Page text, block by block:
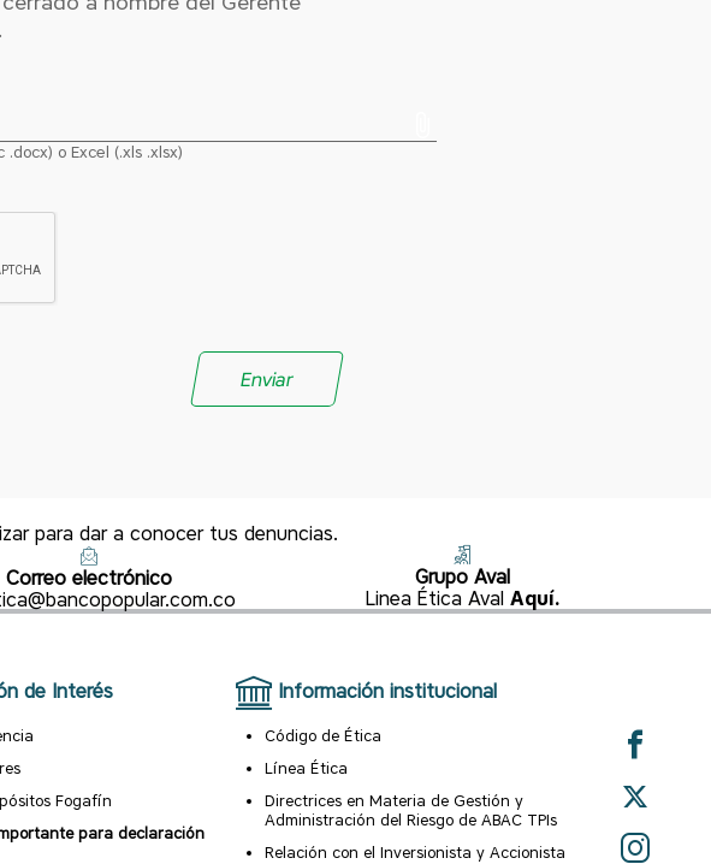
o Excel (.xls .xlsx)
para dar a conocer tus denuncias.
Correo electrónico
Grupo Aval
Linea Ética Aval Aquí.
de Interés
Fogafín
para declaración
Información institucional
Código de Ética
Línea Ética
Directrices en Materia de Gestión y
Administración del Riesgo de ABAC TPIs
Relación con el Inversionista y Accionista